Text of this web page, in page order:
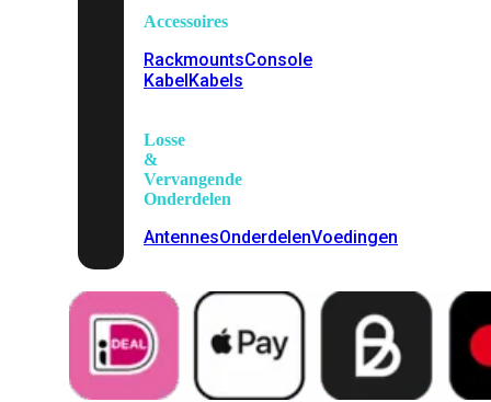
Accessoires
RackmountsConsole
KabelKabels
Losse
&
Vervangende
Onderdelen
AntennesOnderdelenVoedingen